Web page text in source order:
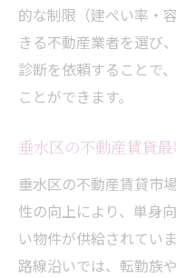
的な制限（建ぺい率・
きる不動産業者を選び
診断を依頼することで
ことができます。
垂水区の不動産賃貸
垂水区の不動産賃貸市
性の向上により、単身
い物件が供給されてい
路線沿いでは、転勤族